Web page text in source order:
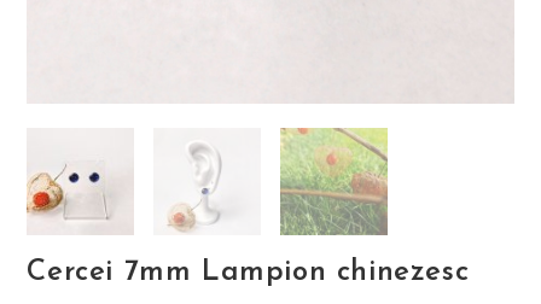
Cercei 7mm Lampion chinezesc